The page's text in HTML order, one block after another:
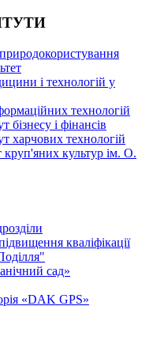
і технологій у
технологій
бізнесу і фінансів
харчових технологій
круп'яних культур ім. О.
кваліфікації
сад»
«DAK GPS»